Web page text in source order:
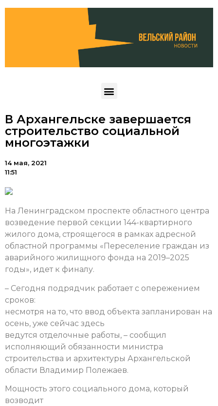
В Архангельске завершается
строительство социальной
многоэтажки
14 мая, 2021
11:51
На Ленинградском проспекте областного центра
возведение первой секции 144-квартирного
жилого дома, строящегося в рамках адресной
областной программы «Переселение граждан из
аварийного жилищного фонда на 2019–2025
годы», идет к финалу.
– Сегодня подрядчик работает с опережением
сроков:
несмотря на то, что ввод объекта запланирован на
осень, уже сейчас здесь
ведутся отделочные работы, – сообщил
исполняющий обязанности министра
строительства и архитектуры Архангельской
области Владимир Полежаев.
Мощность этого социального дома, который
возводит